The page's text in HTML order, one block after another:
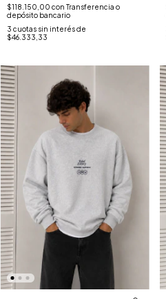
$118.150,00 con Transferencia o
depósito bancario
3 cuotas sin interés de
$46.333,33